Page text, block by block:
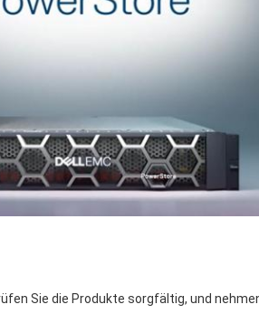
Sie die Produkte sorgfältig, und